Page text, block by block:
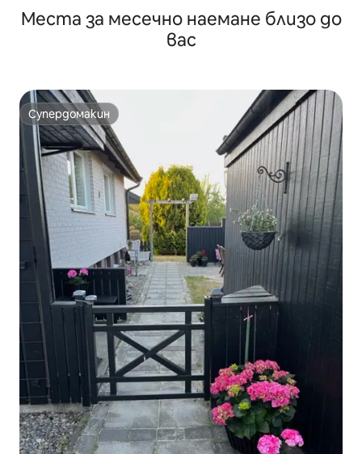
Места за месечно наемане близо до
вас
Супердомакин
Супердомакин